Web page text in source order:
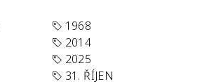
1968
2014
2025
31. ŘÍJEN